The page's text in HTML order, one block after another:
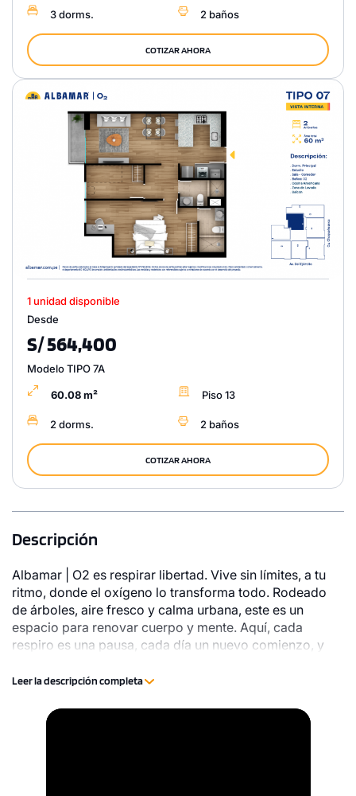
3 dorms. 2 baños
COTIZAR AHORA
1 unidad disponible
Desde
S/ 564,400
Modelo TIPO 7A
60.08 m² Piso 13
2 dorms. 2 baños
COTIZAR AHORA
1 unidad disponible
Descripción
Albamar | O2 es respirar libertad. Vive sin límites, a tu
ritmo, donde el oxígeno lo transforma todo. Rodeado
de árboles, aire fresco y calma urbana, este es un
espacio para renovar cuerpo y mente. Aquí, cada
respiro es una pausa, cada día un nuevo comienzo, y
Leer la descripción completa
Video